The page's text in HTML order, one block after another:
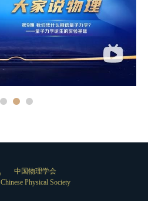
中国物理学会
Chinese Physical Society